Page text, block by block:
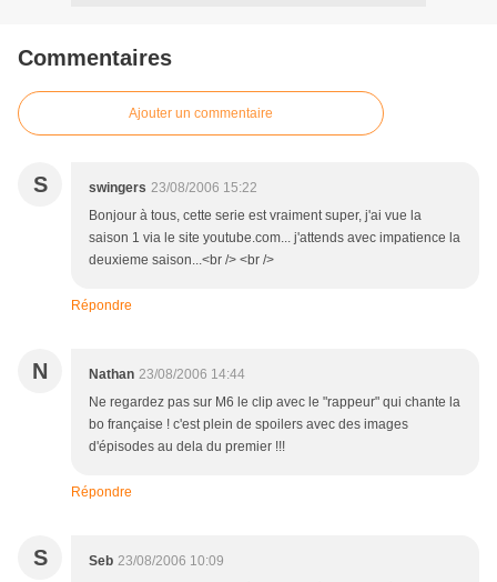
Commentaires
Ajouter un commentaire
S swingers 23/08/2006 15:22
Bonjour à tous, cette serie est vraiment super, j'ai vue la
saison 1 via le site youtube.com... j'attends avec impatience la
deuxieme saison...<br /> <br />
Répondre
N Nathan 23/08/2006 14:44
Ne regardez pas sur M6 le clip avec le "rappeur" qui chante la
bo française ! c'est plein de spoilers avec des images
d'épisodes au dela du premier !!!
Répondre
S Seb 23/08/2006 10:09